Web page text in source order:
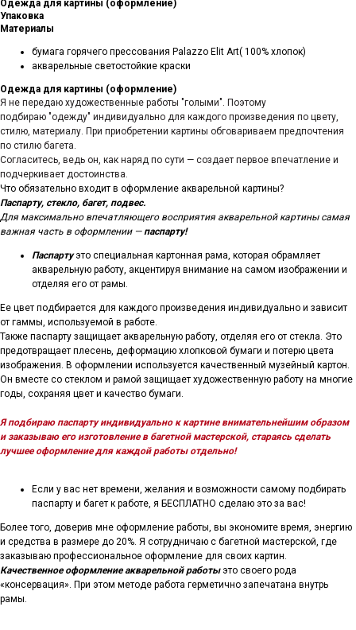
Одежда для картины (оформление)
Упаковка
Материалы
бумага горячего прессования Palazzo Elit Art( 100% хлопок)
акварельные светостойкие краски
Одежда для картины (оформление)
Я не передаю художественные работы "голыми". Поэтому
подбираю "одежду" индивидуально для каждого произведения по цвету,
стилю, материалу. При приобретении картины обговариваем предпочтения
по стилю багета.
Согласитесь, ведь он, как наряд по сути — создает первое впечатление и
подчеркивает достоинства.
Что обязательно входит в оформление акварельной картины?
Паспарту, стекло, багет, подвес.
Для максимально впечатляющего восприятия акварельной картины самая
важная часть в оформлении —паспарту!
Паспартуэто специальная картонная рама, которая обрамляет
акварельную работу, акцентируя внимание на самом изображении и
отделяя его от рамы.
Ее цвет подбирается для каждого произведения индивидуально и зависит
от гаммы, используемой в работе.
Также паспарту защищает акварельную работу, отделяя его от стекла. Это
предотвращает плесень, деформацию хлопковой бумаги и потерю цвета
изображения. В оформлении используется качественный музейный картон.
Он вместе со стеклом и рамой защищает художественную работу на многие
годы, сохраняя цвет и качество бумаги.
Я подбираю паспарту индивидуально к картине внимательнейшим образом
и заказываю его изготовление в багетной мастерской, стараясь сделать
лучшее оформление для каждой работы отдельно!
Если у вас нет времени, желания и возможности самому подбирать
паспарту и багет к работе, я БЕСПЛАТНО сделаю это за вас!
Более того, доверив мне оформление работы, вы экономите время, энергию
и средства в размере до 20%. Я сотрудничаю с багетной мастерской, где
заказываю профессиональное оформление для своих картин.
Качественное оформление акварельной работы это своего рода
«консервация». При этом методе работа герметично запечатана внутрь
рамы.